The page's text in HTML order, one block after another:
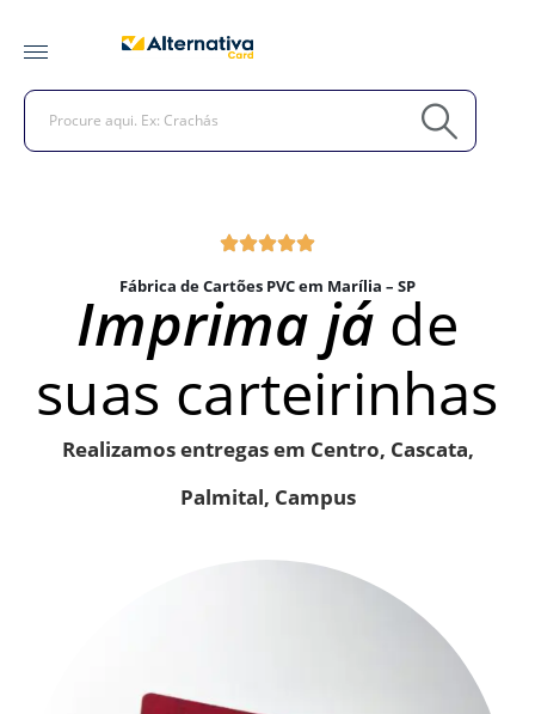
Fábrica de Cartões PVC em Marília – SP
Imprima já de
suas carteirinhas
Realizamos entregas em Centro, Cascata,
Palmital, Campus